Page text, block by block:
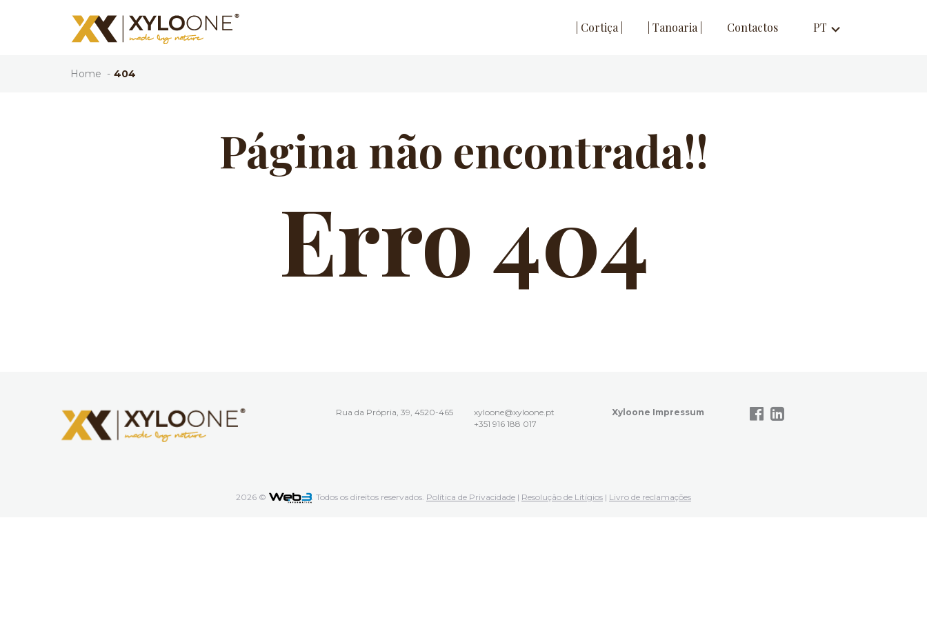
PT expand_more
| Cortiça | | Tanoaria | Contactos
Home 404
Página não encontrada!!
Erro 404
Rua da Própria, 39, 4520-465
xyloone@xyloone.pt
+351 916 188 017
Xyloone Impressum
2026 © . Todos os direitos reservados. Política de Privacidade | Resolução de Litígios | Livro de reclamações